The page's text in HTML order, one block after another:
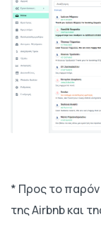
* Προς το
της Airbnb και